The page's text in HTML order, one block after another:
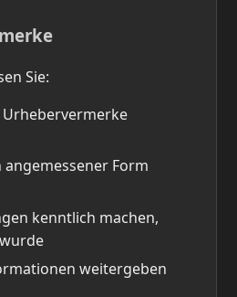
Sie:
Form
kenntlich machen,
weitergeben